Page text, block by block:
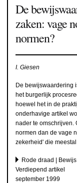
De
zaken: vage
normen?
I. Giesen
De bewijswaardering
het burgerlijk
hoewel het in de
onderhavige artikel
nader te omschrijven.
normen dan de vage
zekerheid' die
Rode draad |
Verdiepend artikel
september 1999